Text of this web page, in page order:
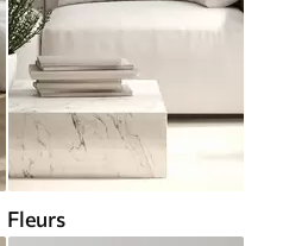
Fleurs